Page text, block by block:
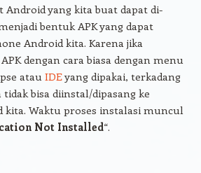
Android yang kita buat dapat di-
bentuk APK yang dapat
Android kita. Karena jika
dengan cara biasa dengan menu
atau IDEyang dipakai, terkadang
tidak bisa diinstal/dipasang ke
kita. Waktu proses instalasi muncul
Not Installed“.